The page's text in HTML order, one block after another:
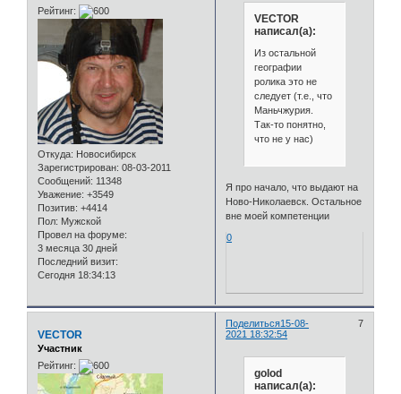
Рейтинг:
Откуда: Новосибирск
Зарегистрирован: 08-03-2011
Сообщений: 11348
Уважение: +3549
Позитив: +4414
Пол: Мужской
Провел на форуме:
3 месяца 30 дней
Последний визит:
Сегодня 18:34:13
VECTOR
написал(а):
Из остальной
географии
ролика это не
следует (т.е., что
Маньчжурия.
Так-то понятно,
что не у нас)
Я про начало, что выдают на
Ново-Николаевск. Остальное
вне моей компетенции
0
Поделиться 7
15-08-
2021 18:32:54
VECTOR
Участник
Рейтинг:
golod
написал(а):